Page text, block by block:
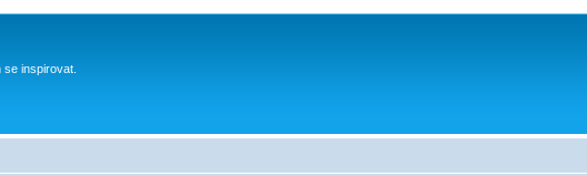
inspirovat.